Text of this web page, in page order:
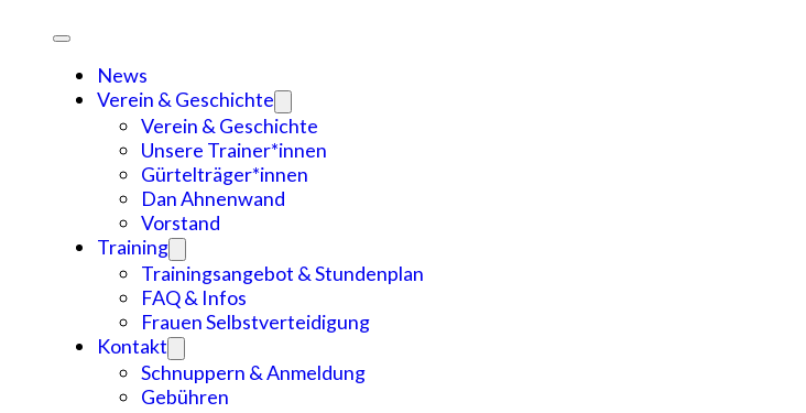
News
Verein & Geschichte
Verein & Geschichte
Unsere Trainer*innen
Gürtelträger*innen
Dan Ahnenwand
Vorstand
Training
Trainingsangebot & Stundenplan
FAQ & Infos
Frauen Selbstverteidigung
Kontakt
Schnuppern & Anmeldung
Gebühren